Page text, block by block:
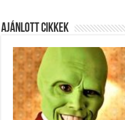
Ajánlott Cikkek